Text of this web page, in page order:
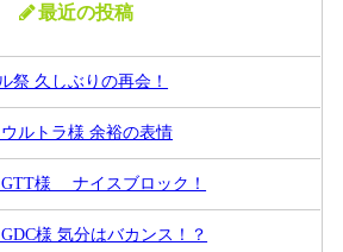
最近の投稿
祭 久しぶりの再会！
ルトラ様 余裕の表情
GTT様 ナイスブロック！
様 気分はバカンス！？